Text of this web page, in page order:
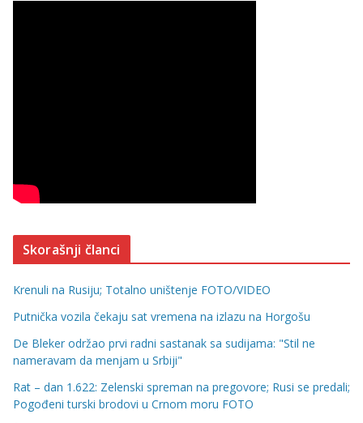
Skorašnji članci
Krenuli na Rusiju; Totalno uništenje FOTO/VIDEO
Putnička vozila čekaju sat vremena na izlazu na Horgošu
De Bleker održao prvi radni sastanak sa sudijama: "Stil ne
nameravam da menjam u Srbiji"
Rat – dan 1.622: Zelenski spreman na pregovore; Rusi se predali;
Pogođeni turski brodovi u Crnom moru FOTO